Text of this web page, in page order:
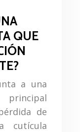
QUE
a una
de
cutícula